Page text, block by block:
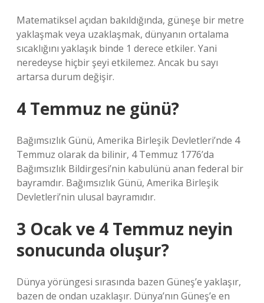
Matematiksel açıdan bakıldığında, güneşe bir metre
yaklaşmak veya uzaklaşmak, dünyanın ortalama
sıcaklığını yaklaşık binde 1 derece etkiler. Yani
neredeyse hiçbir şeyi etkilemez. Ancak bu sayı
artarsa ​​durum değişir.
4 Temmuz ne günü?
Bağımsızlık Günü, Amerika Birleşik Devletleri’nde 4
Temmuz olarak da bilinir, 4 Temmuz 1776’da
Bağımsızlık Bildirgesi’nin kabulünü anan federal bir
bayramdır. Bağımsızlık Günü, Amerika Birleşik
Devletleri’nin ulusal bayramıdır.
3 Ocak ve 4 Temmuz neyin
sonucunda oluşur?
Dünya yörüngesi sırasında bazen Güneş’e yaklaşır,
bazen de ondan uzaklaşır. Dünya’nın Güneş’e en